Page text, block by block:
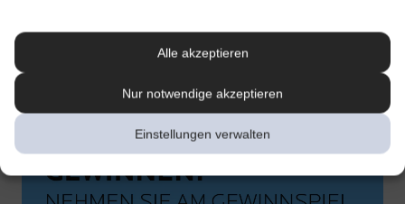
Alle akzeptieren
Nur notwendige akzeptieren
Einstellungen verwalten